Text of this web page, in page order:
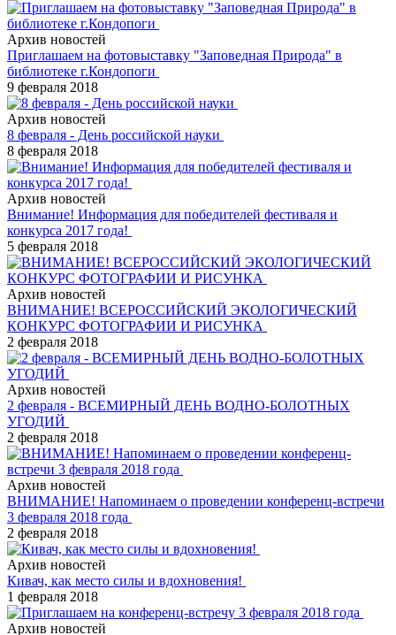
Архив новостей
Приглашаем на фотовыставку "Заповедная Природа" в
библиотеке г.Кондопоги
9 февраля 2018
Архив новостей
8 февраля - День российской науки
8 февраля 2018
Архив новостей
Внимание! Информация для победителей фестиваля и
конкурса 2017 года!
5 февраля 2018
Архив новостей
ВНИМАНИЕ! ВСЕРОССИЙСКИЙ ЭКОЛОГИЧЕСКИЙ
КОНКУРС ФОТОГРАФИИ И РИСУНКА
2 февраля 2018
Архив новостей
2 февраля - ВСЕМИРНЫЙ ДЕНЬ ВОДНО-БОЛОТНЫХ
УГОДИЙ
2 февраля 2018
Архив новостей
ВНИМАНИЕ! Напоминаем о проведении конференц-встречи
3 февраля 2018 года
2 февраля 2018
Архив новостей
Кивач, как место силы и вдохновения!
1 февраля 2018
Архив новостей